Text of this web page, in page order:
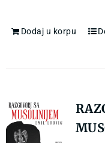
GDE KUPITI?
Dodaj u korpu